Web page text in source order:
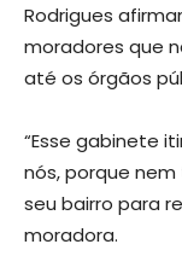
Rodrigues
moradores que
até os órgãos
“Esse gabinete
nós, porque
seu bairro para
moradora.